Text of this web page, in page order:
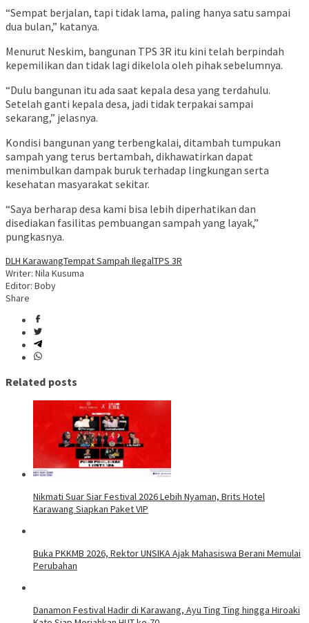
“Sempat berjalan, tapi tidak lama, paling hanya satu sampai
dua bulan,” katanya.
Menurut Neskim, bangunan TPS 3R itu kini telah berpindah
kepemilikan dan tidak lagi dikelola oleh pihak sebelumnya.
“Dulu bangunan itu ada saat kepala desa yang terdahulu.
Setelah ganti kepala desa, jadi tidak terpakai sampai
sekarang,” jelasnya.
Kondisi bangunan yang terbengkalai, ditambah tumpukan
sampah yang terus bertambah, dikhawatirkan dapat
menimbulkan dampak buruk terhadap lingkungan serta
kesehatan masyarakat sekitar.
“Saya berharap desa kami bisa lebih diperhatikan dan
disediakan fasilitas pembuangan sampah yang layak,”
pungkasnya.
DLH KarawangTempat Sampah IlegalTPS 3R
Writer: Nila Kusuma
Editor: Boby
Share
Related posts
Nikmati Suar Siar Festival 2026 Lebih Nyaman, Brits Hotel
Karawang Siapkan Paket VIP
Buka PKKMB 2026, Rektor UNSIKA Ajak Mahasiswa Berani Memulai
Perubahan
Danamon Festival Hadir di Karawang, Ayu Ting Ting hingga Hiroaki